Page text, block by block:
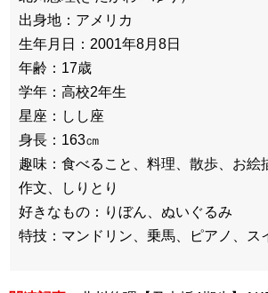
出身地：アメリカ
生年月日：2001年8月8日
年齢：17歳
学年：高校2年生
星座：しし座
身長：163㎝
趣味：食べること、料理、散歩、お絵
作文、しりとり
好きなもの：りぼん、ぬいぐるみ
特技：マンドリン、乗馬、ピアノ、ス